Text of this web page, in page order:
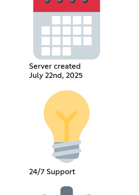
Server created
July 22nd, 2025
24/7 Support